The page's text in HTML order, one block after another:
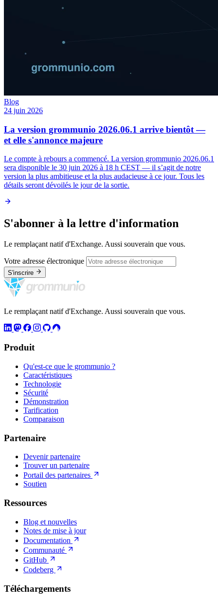
Blog
24 juin 2026
La version grommunio 2026.06.1 arrive bientôt —
et elle s'annonce majeure
Le compte à rebours a commencé. La version grommunio 2026.06.1
sera disponible le 30 juin 2026 à 18 h CEST — il s’agit de notre
version la plus ambitieuse et la plus audacieuse à ce jour. Tous les
détails seront dévoilés le jour de la sortie.
S'abonner à la lettre d'information
Le remplaçant natif d'Exchange. Aussi souverain que vous.
Votre adresse électronique
S'inscrire
Le remplaçant natif d'Exchange. Aussi souverain que vous.
Produit
Qu'est-ce que le grommunio ?
Caractéristiques
Technologie
Sécurité
Démonstration
Tarification
Comparaison
Partenaire
Devenir partenaire
Trouver un partenaire
Portail des partenaires
Soutien
Ressources
Blog et nouvelles
Notes de mise à jour
Documentation
Communauté
GitHub
Codeberg
Téléchargements